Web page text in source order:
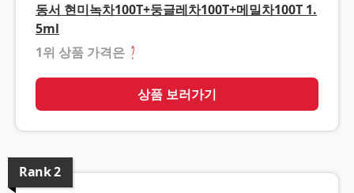
동서 현미녹차100T+둥글레차100T+메밀차100T 1.
5ml
1위 상품 가격은 ❓
상품 보러가기
Rank2